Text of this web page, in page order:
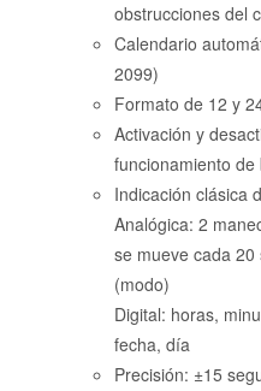
obstrucciones del
Calendario
2099)
Formato de 12 y
Activación y
funcionamiento de
Indicación clásica
Analógica: 2
se mueve cada
(modo)
Digital: horas,
fecha, día
Precisión: ±15